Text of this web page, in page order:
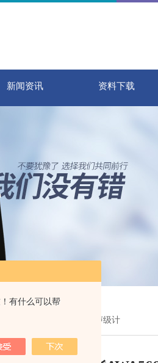
有什么可以帮
新闻资讯 资料下载
> 爱华AWA5661精密脉冲声级计